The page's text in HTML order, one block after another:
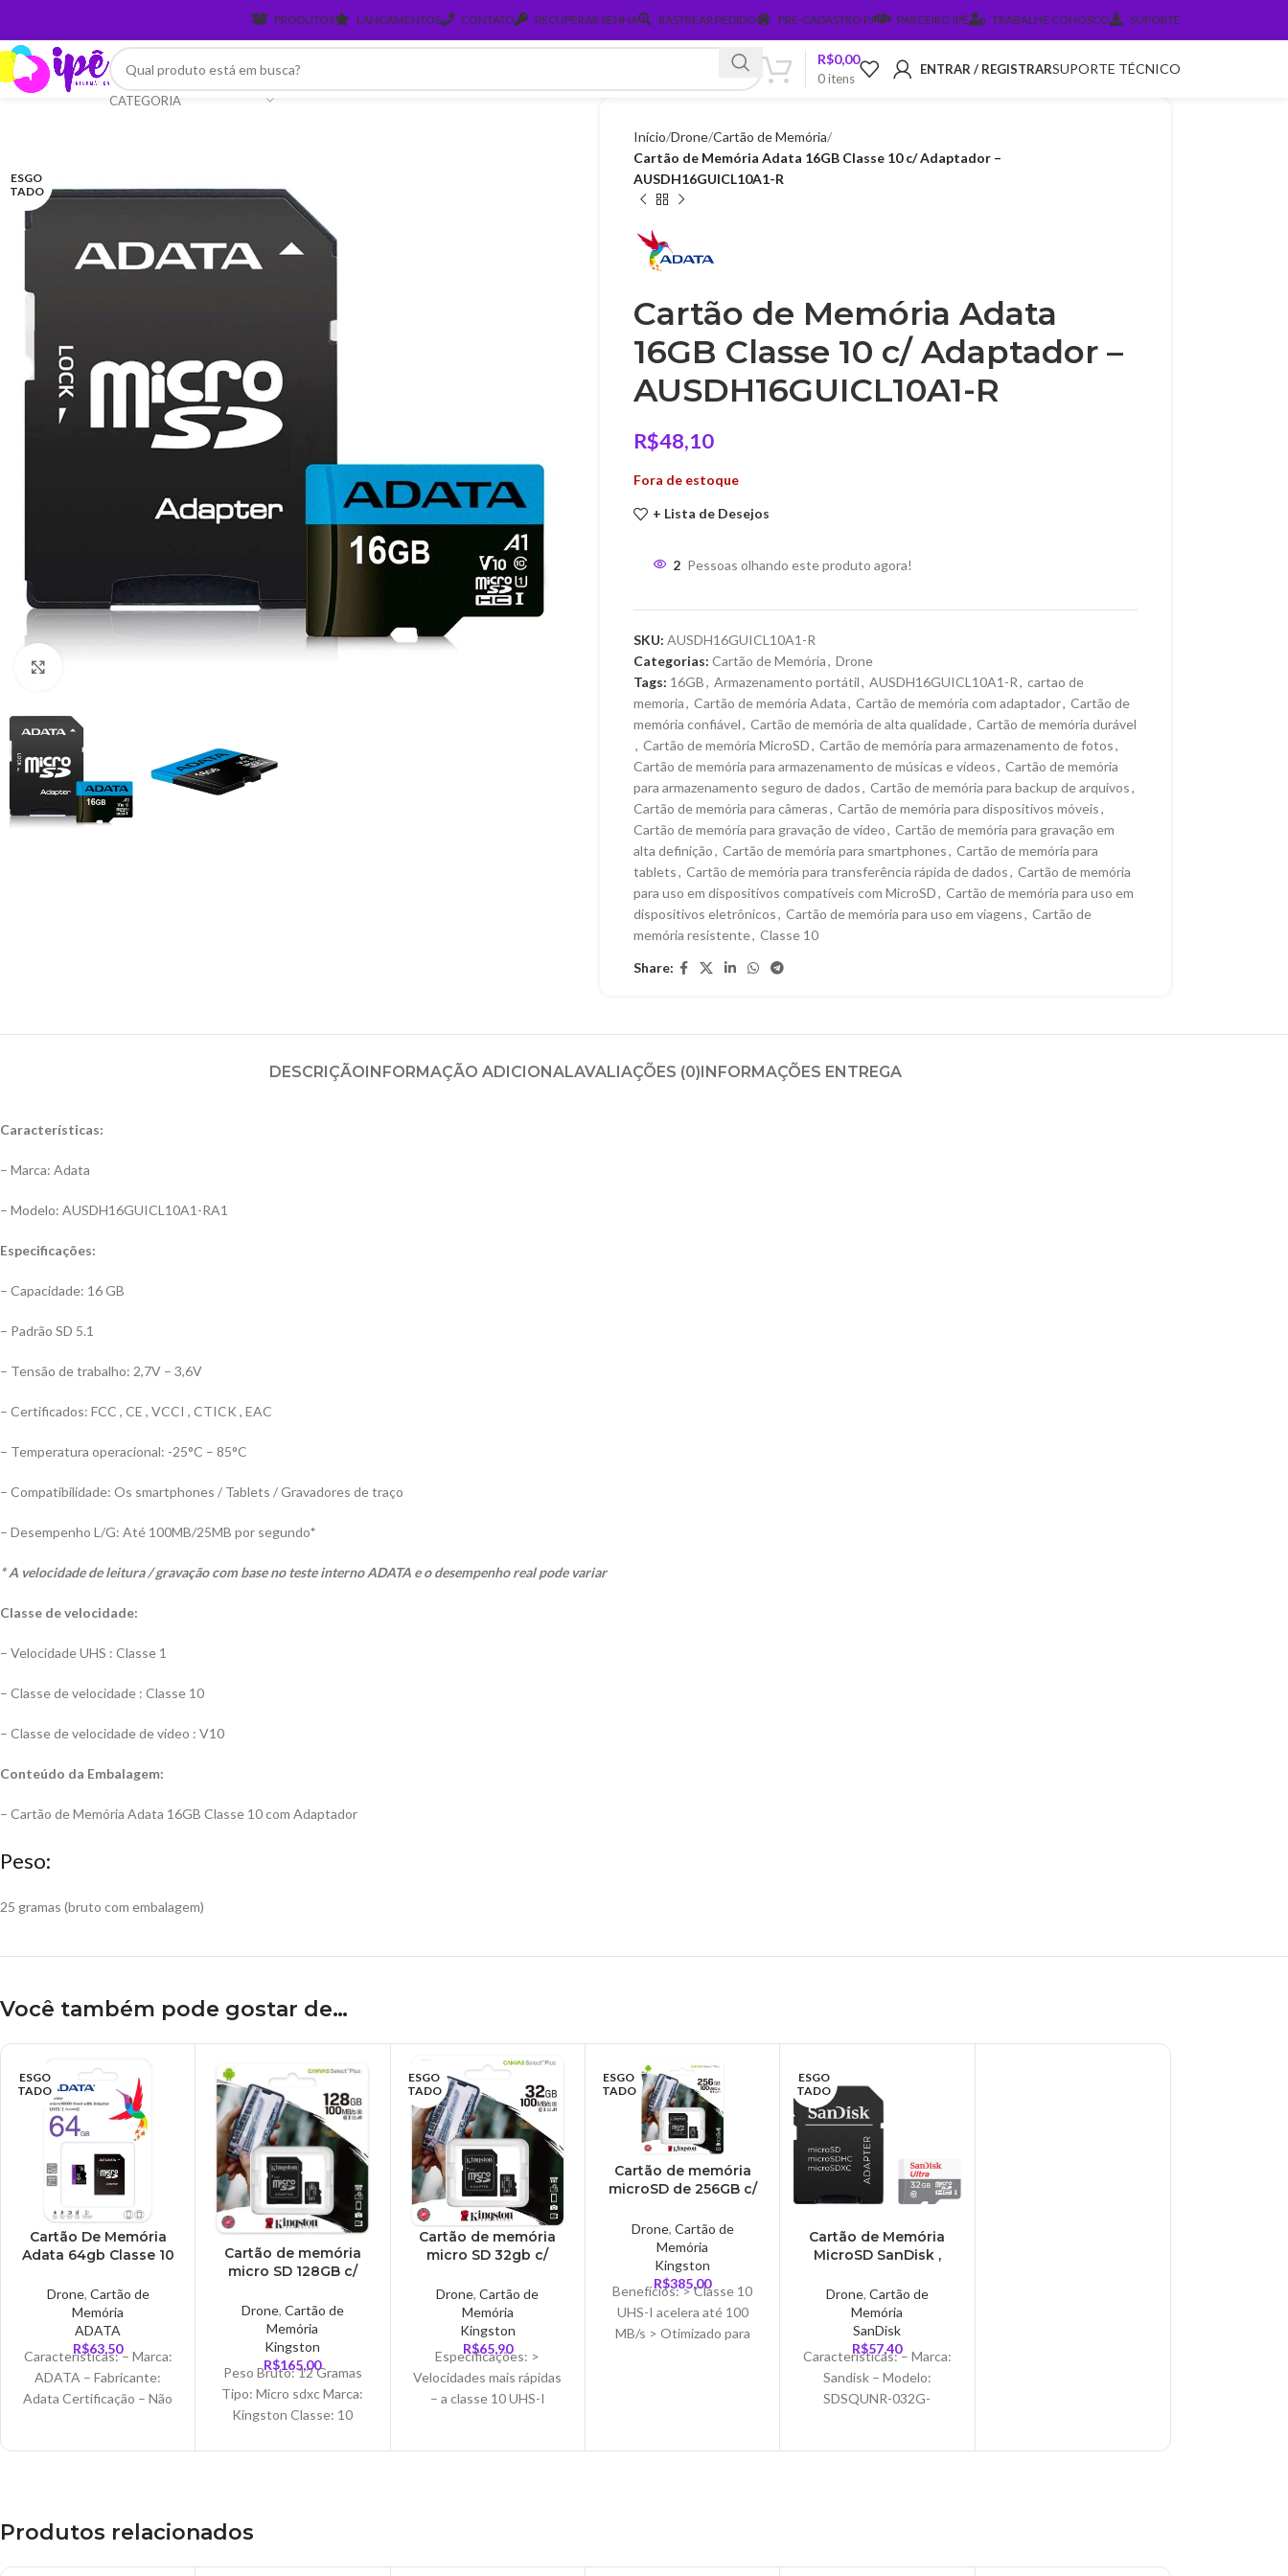
PRODUTOS LANCAMENTOS CONTATO RECUPERAR SENHA RASTREAR PEDIDO PRÉ-CADASTRO PJ PARCEIRO IPÊ TRABALHE CONOSCO SUPORTE
CATEGORIA
0itens
R$0,00
ENTRAR / REGISTRARSUPORTE TÉCNICO
ESGO
TADO
Início Drone Cartão de Memória
Cartão de Memória Adata 16GB Classe 10 c/ Adaptador –
AUSDH16GUICL10A1-R
Cartão de Memória Adata
16GB Classe 10 c/ Adaptador –
AUSDH16GUICL10A1-R
R$48,10
Fora de estoque
+ Lista de Desejos
2 Pessoas olhando este produto agora!
SKU: AUSDH16GUICL10A1-R
Categorias: Cartão de Memória, Drone
Tags: 16GB, Armazenamento portátil, AUSDH16GUICL10A1-R, cartao de
memoria, Cartão de memória Adata, Cartão de memória com adaptador, Cartão de
memória confiável, Cartão de memória de alta qualidade, Cartão de memória durável
, Cartão de memória MicroSD, Cartão de memória para armazenamento de fotos,
Cartão de memória para armazenamento de músicas e vídeos, Cartão de memória
para armazenamento seguro de dados, Cartão de memória para backup de arquivos,
Cartão de memória para câmeras, Cartão de memória para dispositivos móveis,
Cartão de memória para gravação de vídeo, Cartão de memória para gravação em
alta definição, Cartão de memória para smartphones, Cartão de memória para
tablets, Cartão de memória para transferência rápida de dados, Cartão de memória
para uso em dispositivos compatíveis com MicroSD, Cartão de memória para uso em
dispositivos eletrônicos, Cartão de memória para uso em viagens, Cartão de
memória resistente, Classe 10
Share:
DESCRIÇÃOINFORMAÇÃO ADICIONALAVALIAÇÕES (0)INFORMAÇÕES ENTREGA
Características:
– Marca: Adata
– Modelo: AUSDH16GUICL10A1-RA1
Especificações:
– Capacidade: 16 GB
– Padrão SD 5.1
– Tensão de trabalho: 2,7V – 3,6V
– Certificados: FCC , CE , VCCI , CTICK , EAC
– Temperatura operacional: -25°C – 85°C
– Compatibilidade: Os smartphones / Tablets / Gravadores de traço
– Desempenho L/G: Até 100MB/25MB por segundo*
* A velocidade de leitura / gravação com base no teste interno ADATA e o desempenho real pode variar
Classe de velocidade:
– Velocidade UHS : Classe 1
– Classe de velocidade : Classe 10
– Classe de velocidade de vídeo : V10
Conteúdo da Embalagem:
– Cartão de Memória Adata 16GB Classe 10 com Adaptador
Peso:
25 gramas (bruto com embalagem)
Você também pode gostar de…
ESGO
TADO
Cartão De Memória
Adata 64gb Classe 10
RAT
Drone, Cartão de
Memória
ADATA
R$63,50
Características: – Marca:
ADATA – Fabricante:
Adata Certificação – Não
Cartão de memória
micro SD 128GB c/
SDCS2/128GB
Drone, Cartão de
Memória
Kingston
R$165,00
Peso Bruto: 12 Gramas
Tipo: Micro sdxc Marca:
Kingston Classe: 10
Capacidade: 128GB
ESGO
TADO
Cartão de memória
micro SD 32gb c/
SDCS2/32GB
Drone,Cartão de
Memória
Kingston
R$65,90
Especificações: >
Velocidades mais rápidas
– a classe 10 UHS-I
ESGO
TADO
Cartão de memória
microSD de 256GB c/
SDCS2/256GB
Drone, Cartão de
Memória
Kingston
R$385,00
Benefícios: > Classe 10
UHS-I acelera até 100
MB/s > Otimizado para
ESGO
TADO
Cartão de Memória
MicroSD SanDisk ,
classe 10 – SDSQUNR-
032G-GN3MA
Drone, Cartão de
Memória
SanDisk
R$57,40
Características: – Marca:
Sandisk – Modelo:
SDSQUNR-032G-
Produtos relacionados